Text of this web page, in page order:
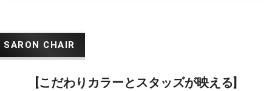
[こだわりカラーとスタッズが映える]